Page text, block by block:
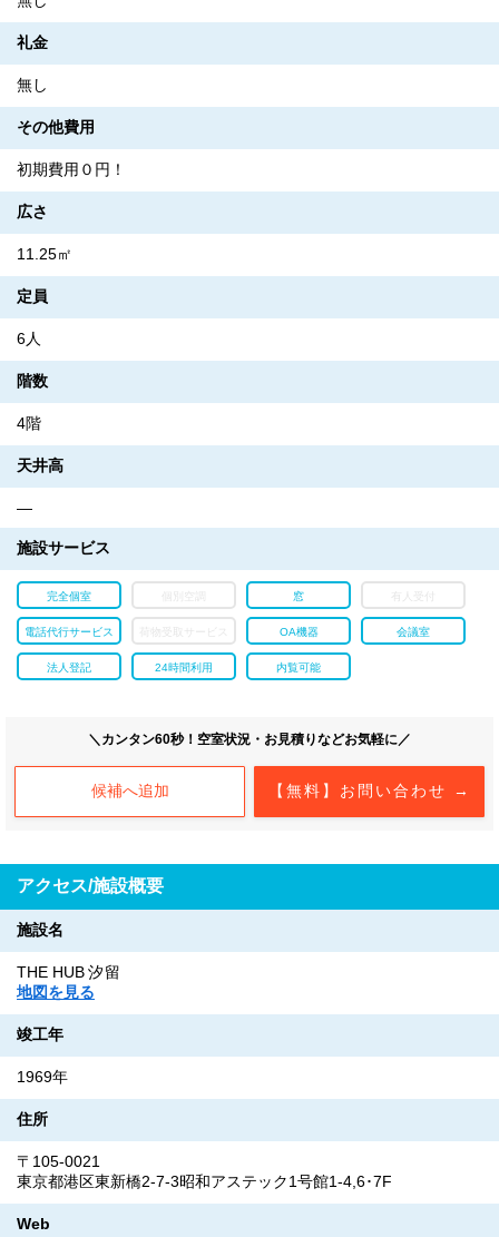
礼金
無し
その他費用
初期費用０円！
広さ
11.25㎡
定員
6人
階数
4階
天井高
―
施設サービス
完全個室 個別空調 窓
電話代行サービス OA機器 会議室
法人登記 24時間利用 内覧可能
＼カンタン60秒！空室状況・お見積りなどお気軽に／
【無料】お問い合わせ →
候補へ追加
アクセス/施設概要
施設名
THE HUB 汐留
地図を見る
竣工年
1969年
住所
〒105-0021
東京都港区東新橋2-7-3昭和アステック1号館1-4,6･7F
Web